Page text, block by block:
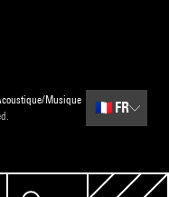
Musique
🇫🇷 FR